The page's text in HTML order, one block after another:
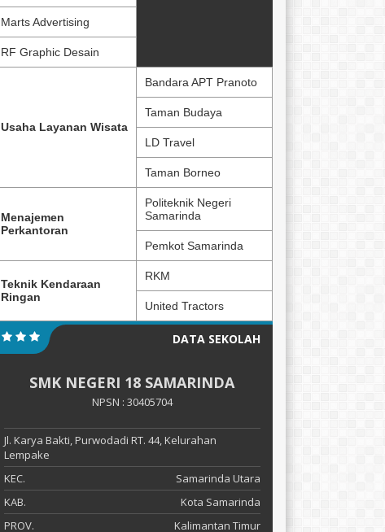
Marts Advertising
RF Graphic Desain
Usaha Layanan Wisata
Bandara APT Pranoto
Taman Budaya
LD Travel
Taman Borneo
Menajemen
Perkantoran
Politeknik Negeri
Samarinda
Pemkot Samarinda
Teknik Kendaraan
Ringan
RKM
United Tractors
DATA SEKOLAH
SMK NEGERI 18 SAMARINDA
NPSN : 30405704
Jl. Karya Bakti, Purwodadi RT. 44, Kelurahan
Lempake
KEC.
Samarinda Utara
KAB.
Kota Samarinda
PROV.
Kalimantan Timur